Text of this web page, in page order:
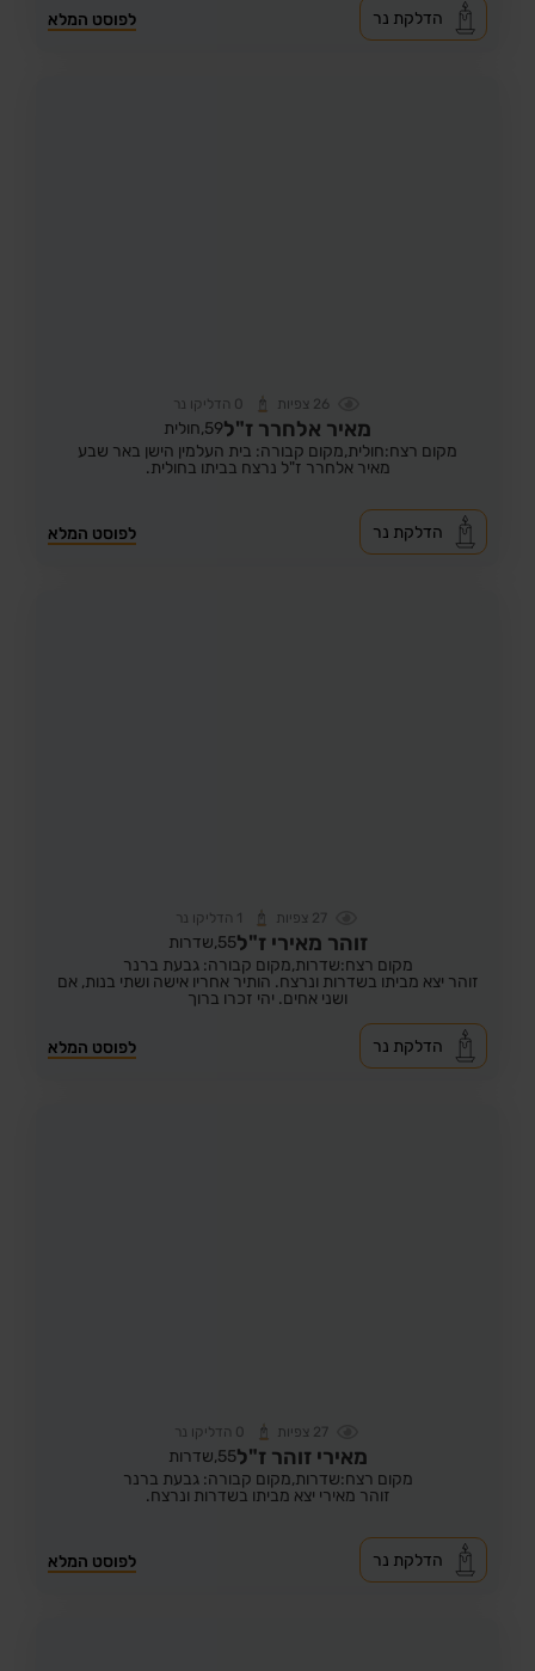
לפוסט המלא הדלקת נר
26 צפיות 0 הדליקו נר
מאיר אלחרר ז"ל59, חולית
מקום רצח:חולית,מקום קבורה: בית העלמין הישן באר שבע
מאיר אלחרר ז"ל נרצח בביתו בחולית.
לפוסט המלא הדלקת נר
27 צפיות 1 הדליקו נר
זוהר מאירי ז"ל55, שדרות
מקום רצח:שדרות,מקום קבורה: גבעת ברנר
זוהר יצא מביתו בשדרות ונרצח. הותיר אחריו אישה ושתי בנות, אם
ושני אחים. יהי זכרו ברוך
לפוסט המלא הדלקת נר
27 צפיות 0 הדליקו נר
מאירי זוהר ז"ל55, שדרות
מקום רצח:שדרות,מקום קבורה: גבעת ברנר
זוהר מאירי יצא מביתו בשדרות ונרצח.
לפוסט המלא הדלקת נר